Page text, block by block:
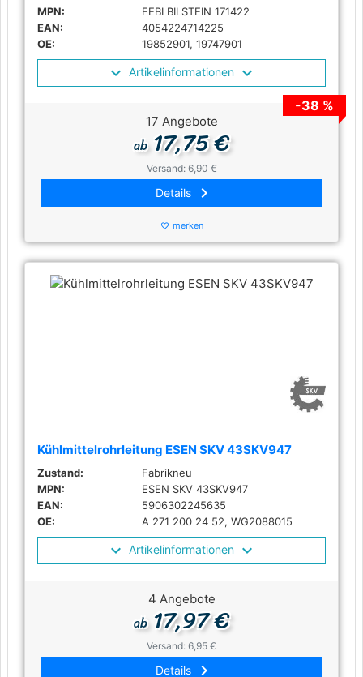
MPN:
FEBI BILSTEIN 171422
EAN:
4054224714225
OE:
19852901, 19747901
Artikelinformationen
-38 %
17 Angebote
ab17,75 €
Versand: 6,90 €
Details keyboard_arrow_right
favorite_border merken
Kühlmittelrohrleitung ESEN SKV 43SKV947
Zustand:
Fabrikneu
MPN:
ESEN SKV 43SKV947
EAN:
5906302245635
OE:
A 271 200 24 52, WG2088015
Artikelinformationen
4 Angebote
ab17,97 €
Versand: 6,95 €
Details keyboard_arrow_right